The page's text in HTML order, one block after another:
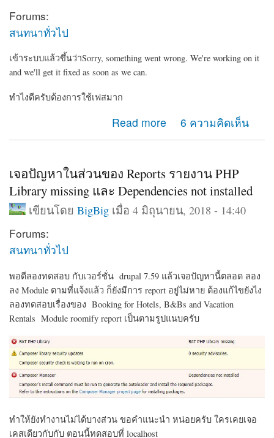
Forums:
สนทนาทั่วไป
เข้าระบบแล้วขึ้นว่าSorry, something went wrong. We're working on it
and we'll get it fixed as soon as we can.
ทำไงดีครับต้องการใช้เฟสมาก
Read more
about เข้าระบบแล้วขึ้นว่าSorry, something went wrong.
We're working on it and we'll get it fixed as soon as we
6 ความคิดเห็น
เจอปัญหาในส่วนของ Reports รายงาน PHP
Library missing และ Dependencies not installed
เขียนโดย BigBigเมื่อ 4 มิถุนายน, 2018 - 14:40
Forums:
สนทนาทั่วไป
พอดีลองทดสอบ กับเวอร์ชั่น drupal 7.59 แล้วเจอปัญหานี้ตลอด ลอง
ลง Module ตามที่แจ้งแล้ว ก็ยังมีการ report อยู่ไม่หาย ต้องแก้ไขยังไง
ลองทดสอบเรื่องของ Booking for Hotels, B&Bs and Vacation
Rentals Module roomify report เป็นตามรูปแนบครับ
ทำให้ยังทำงานไม่ได้บางส่วน ขอคำแนะนำ หน่อยครับ ใครเคยเจอ
เคสเดียวกับกับ ตอนนี้ทดสอบที่ localhost